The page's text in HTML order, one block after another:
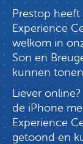
Prestop
Experience
welkom in
Son en
kunnen tonen.
Liever
de iPhone
Experience
getoond en